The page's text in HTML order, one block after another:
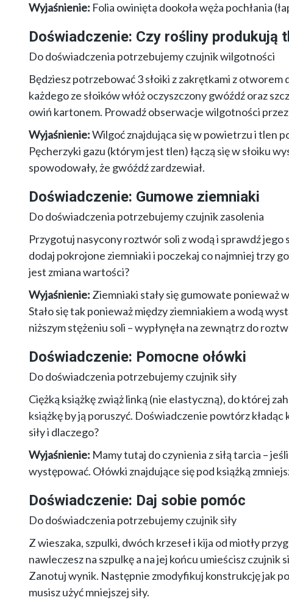
Wyjaśnienie: Folia owinięta dookoła węża pochłania
Doświadczenie: Czy rośliny produkują
Do doświadczenia potrzebujemy czujnik wilgotności
Będziesz potrzebować 3 słoiki z zakrętkami z
każdego ze słoików włóż oczyszczony gwóźdź oraz
owiń kartonem. Prowadź obserwacje wilgotności przez
Wyjaśnienie:Wilgoć znajdująca się w powietrzu i tlen
Pęcherzyki gazu (którym jest tlen) łączą się w słoiku
spowodowały, że gwóźdź zardzewiał.
Doświadczenie: Gumowe ziemniaki
Do doświadczenia potrzebujemy czujnik zasolenia
Przygotuj nasycony roztwór soli z wodą i sprawdź
dodaj pokrojone ziemniaki i poczekaj co najmniej trzy
jest zmiana wartości?
Wyjaśnienie: Ziemniaki stały się gumowate ponieważ
Stało się tak ponieważ między ziemniakiem a wodą
niższym stężeniu soli – wypłynęła na zewnątrz do
Doświadczenie: Pomocne ołówki
Do doświadczenia potrzebujemy czujnik siły
Ciężką książkę zwiąż linką (nie elastyczną), do której
książkę by ją poruszyć. Doświadczenie powtórz
siły i dlaczego?
Wyjaśnienie: Mamy tutaj do czynienia z siłą tarcia –
występować. Ołówki znajdujące się pod książką
Doświadczenie: Daj sobie pomóc
Do doświadczenia potrzebujemy czujnik siły
Z wieszaka, szpulki, dwóch krzeseł i kija od miotły
nawleczesz na szpulkę a na jej końcu umieścisz czujnik
Zanotuj wynik. Następnie zmodyfikuj konstrukcję jak
musisz użyć mniejszej siły.